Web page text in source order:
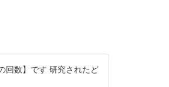
回数】です 研究されたど